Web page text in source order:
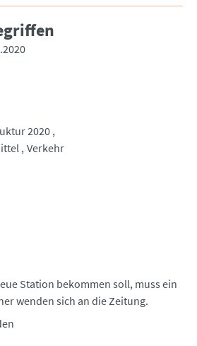
2020
Verkehr
Station bekommen soll, muss ein
wenden sich an die Zeitung.